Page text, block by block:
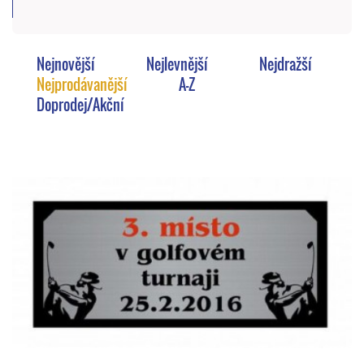
Nejnovější Nejlevnější
Nejdražší
Nejprodávanější
A-Z
Doprodej/Akční